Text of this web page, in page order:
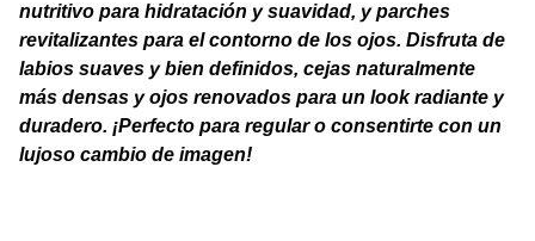
nutritivo para hidratación y suavidad, y parches
revitalizantes para el contorno de los ojos. Disfruta de
labios suaves y bien definidos, cejas naturalmente
más densas y ojos renovados para un look radiante y
duradero. ¡Perfecto para regular o consentirte con un
lujoso cambio de imagen!